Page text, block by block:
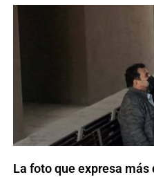
La foto que expresa